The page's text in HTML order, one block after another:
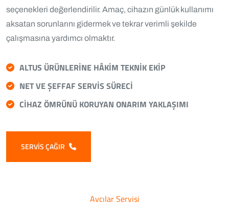
seçenekleri değerlendirilir. Amaç, cihazın günlük kullanımı
aksatan sorunlarını gidermek ve tekrar verimli şekilde
çalışmasına yardımcı olmaktır.
ALTUS ÜRÜNLERINE HÂKIM TEKNIK EKIP
NET VE ŞEFFAF SERVIS SÜRECI
CIHAZ ÖMRÜNÜ KORUYAN ONARIM YAKLAŞIMI
SERVIS ÇAĞIR
Avcılar Servisi